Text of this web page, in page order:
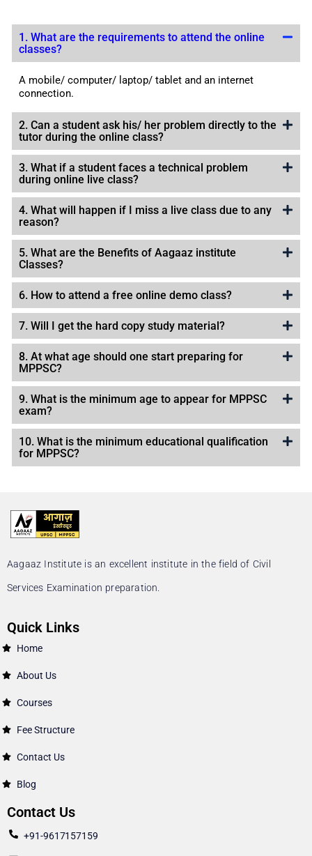
1. What are the requirements to attend the online
classes?
A mobile/ computer/ laptop/ tablet and an internet
connection.
2. Can a student ask his/ her problem directly to the
tutor during the online class?
3. What if a student faces a technical problem
during online live class?
4. What will happen if I miss a live class due to any
reason?
5. What are the Benefits of Aagaaz institute
Classes?
6. How to attend a free online demo class?
7. Will I get the hard copy study material?
8. At what age should one start preparing for
MPPSC?
9. What is the minimum age to appear for MPPSC
exam?
10. What is the minimum educational qualification
for MPPSC?
Aagaaz Institute is an excellent institute in the field of Civil
Services Examination preparation.
Quick Links
Home
About Us
Courses
Fee Structure
Contact Us
Blog
Contact Us
+91-9617157159